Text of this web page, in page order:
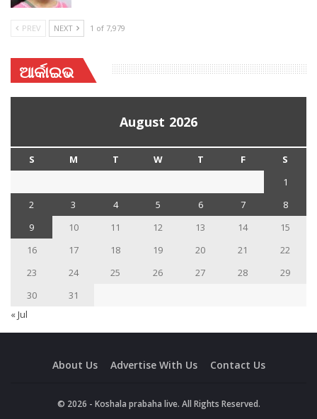
PREV NEXT 1 of 7,979
ଆର୍କାଇଭ
August 2026
S M T W T F
S
1
2
3 4 5 6 7
8
9
10 11 12 13 14
15
16
17 18 19 20 21
22
23
24 25 26 27 28
29
30
31
« Jul
About Us Advertise With Us Contact Us
© 2026 - Koshala prabaha live. All Rights Reserved.